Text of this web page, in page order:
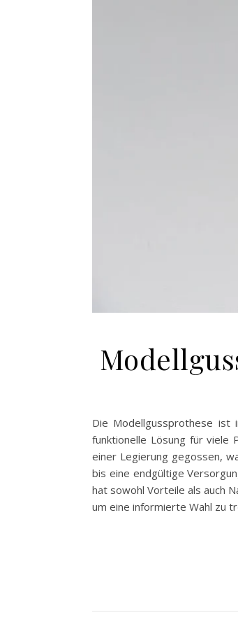
Die Modellgussprothese ist
funktionelle Lösung für viele
einer Legierung gegossen,
bis eine endgültige
hat sowohl Vorteile als auch
um eine informierte Wahl zu